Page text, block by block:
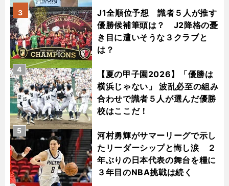
J1全順位予想 識者５人が推す
優勝候補筆頭は？ J2降格の憂
き目に遭いそうな３クラブと
は？
3
【夏の甲子園2026】「優勝は
横浜じゃない」 波乱必至の組み
合わせで識者５人が選んだ優勝
校はここだ！
4
河村勇輝がサマーリーグで示し
たリーダーシップと悔し涙 ２
年ぶりの日本代表の舞台を糧に
３年目のNBA挑戦は続く
5